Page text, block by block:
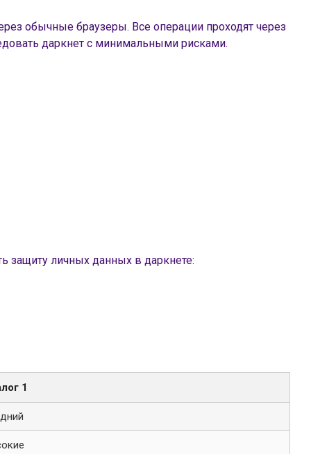
обычные браузеры. Все операции проходят через
даркнет с минимальными рисками.
защиту личных данных в даркнете:
1